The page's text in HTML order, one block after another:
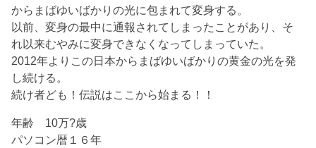
からまばゆいばかりの光に包まれて変身する。
以前、変身の最中に通報されてしまったことがあり、そ
れ以来むやみに変身できなくなってしまっていた。
2012年よりこの日本からまばゆいばかりの黄金の光を発
し続ける。
続け者ども！伝説はここから始まる！！
年齢 10万?歳
パソコン暦１６年